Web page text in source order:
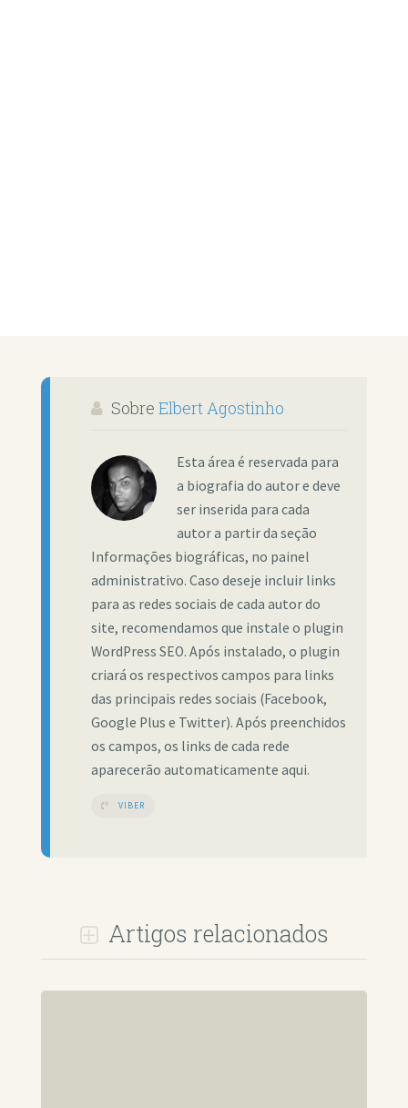
Sobre Elbert Agostinho
Esta área é reservada para
a biografia do autor e deve
ser inserida para cada
autor a partir da seção
Informações biográficas, no painel
administrativo. Caso deseje incluir links
para as redes sociais de cada autor do
site, recomendamos que instale o plugin
WordPress SEO. Após instalado, o plugin
criará os respectivos campos para links
das principais redes sociais (Facebook,
Google Plus e Twitter). Após preenchidos
os campos, os links de cada rede
aparecerão automaticamente aqui.
VIBER
Artigos relacionados